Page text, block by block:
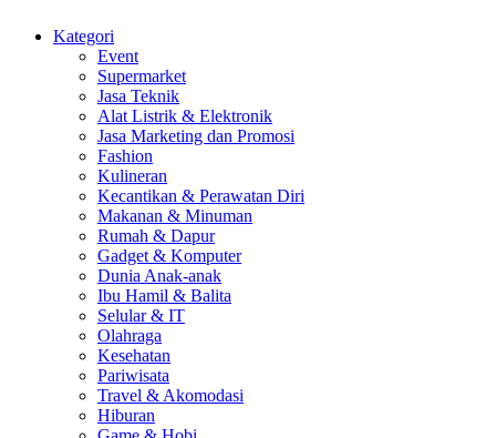
Kategori
Event
Supermarket
Jasa Teknik
Alat Listrik & Elektronik
Jasa Marketing dan Promosi
Fashion
Kulineran
Kecantikan & Perawatan Diri
Makanan & Minuman
Rumah & Dapur
Gadget & Komputer
Dunia Anak-anak
Ibu Hamil & Balita
Selular & IT
Olahraga
Kesehatan
Pariwisata
Travel & Akomodasi
Hiburan